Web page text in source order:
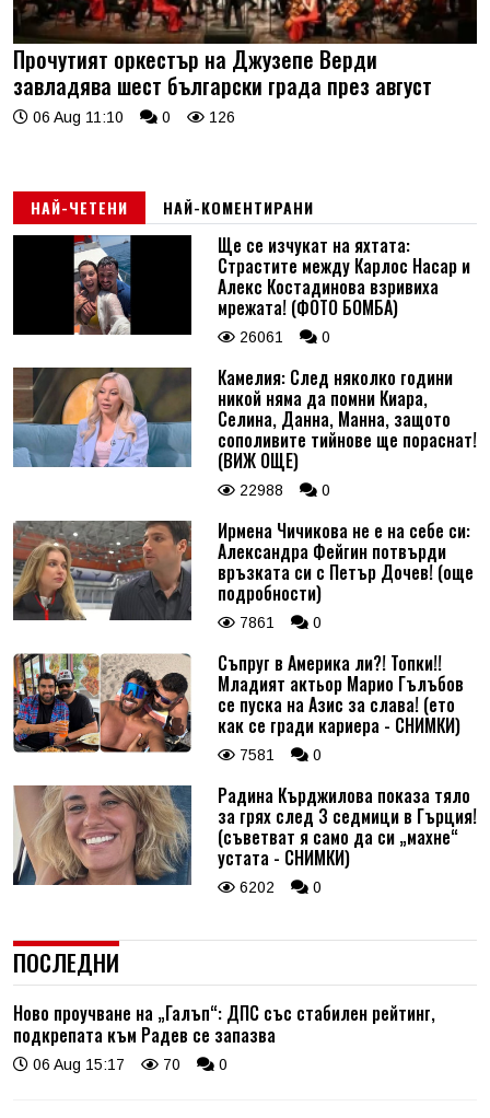
Прочутият оркестър на Джузепе Верди
завладява шест български града през август
06 Aug 11:10 0 126
НАЙ-ЧЕТЕНИ НАЙ-КОМЕНТИРАНИ
Ще се изчукат на яхтата:
Страстите между Карлос Насар и
Алекс Костадинова взривиха
мрежата! (ФОТО БОМБА)
26061 0
Камелия: След няколко години
никой няма да помни Киара,
Селина, Данна, Манна, защото
сополивите тийнове ще пораснат!
(ВИЖ ОЩЕ)
22988 0
Ирмена Чичикова не е на себе си:
Александра Фейгин потвърди
връзката си с Петър Дочев! (още
подробности)
7861 0
Съпруг в Америка ли?! Топки!!
Младият актьор Марио Гълъбов
се пуска на Азис за слава! (ето
как се гради кариера - СНИМКИ)
7581 0
Радина Кърджилова показа тяло
за грях след 3 седмици в Гърция!
(съветват я само да си „махне“
устата - СНИМКИ)
6202 0
ПОСЛЕДНИ
Ново проучване на „Галъп“: ДПС със стабилен рейтинг,
подкрепата към Радев се запазва
06 Aug 15:17 70 0